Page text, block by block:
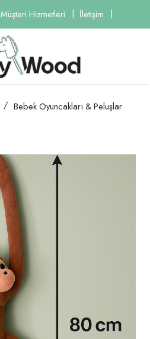
Müşteri Hizmetleri İletişim
Bebek Oyuncakları & Peluşlar